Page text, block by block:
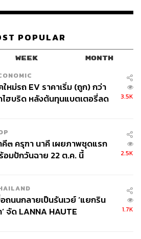
สมอ
อเมริกันกับความเก๋าของสาว
รือถ้าเผลอขยี้ตาแป๊บเดียวจบแล้ว!
POPULAR
WEEK MONTH
ใหม่รถ EV ราคาเริ่ม (ถูก) กว่า
ไฮบริด หลังต้นทุนแบตเตอรี่ลด
3.5K
คี๓ ครุฑา นาคี เผยภาพชุดแรก
อมปักวันฉาย 22 ต.ค. นี้
2.5K
อถนนกลายเป็นรันเวย์ ‘แยกริน
’ จัด LANNA HAUTE
1.7K